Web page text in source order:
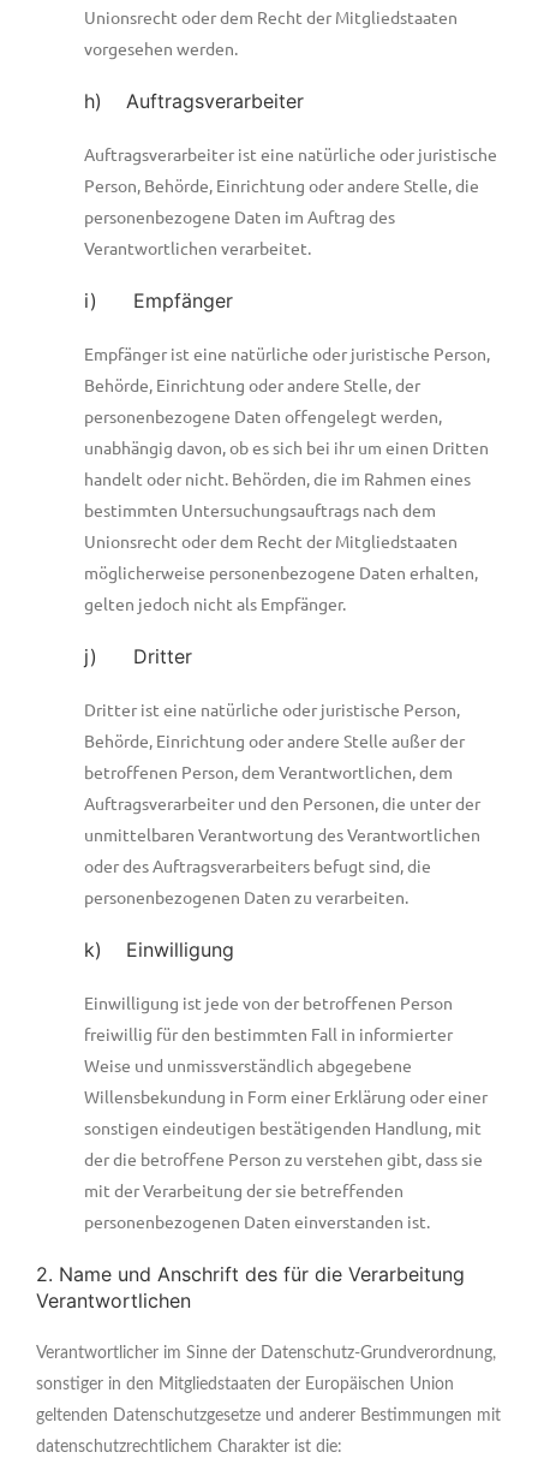
Unionsrecht oder dem Recht der Mitgliedstaaten
vorgesehen werden.
h) Auftragsverarbeiter
Auftragsverarbeiter ist eine natürliche oder juristische
Person, Behörde, Einrichtung oder andere Stelle, die
personenbezogene Daten im Auftrag des
Verantwortlichen verarbeitet.
i) Empfänger
Empfänger ist eine natürliche oder juristische Person,
Behörde, Einrichtung oder andere Stelle, der
personenbezogene Daten offengelegt werden,
unabhängig davon, ob es sich bei ihr um einen Dritten
handelt oder nicht. Behörden, die im Rahmen eines
bestimmten Untersuchungsauftrags nach dem
Unionsrecht oder dem Recht der Mitgliedstaaten
möglicherweise personenbezogene Daten erhalten,
gelten jedoch nicht als Empfänger.
j) Dritter
Dritter ist eine natürliche oder juristische Person,
Behörde, Einrichtung oder andere Stelle außer der
betroffenen Person, dem Verantwortlichen, dem
Auftragsverarbeiter und den Personen, die unter der
unmittelbaren Verantwortung des Verantwortlichen
oder des Auftragsverarbeiters befugt sind, die
personenbezogenen Daten zu verarbeiten.
k) Einwilligung
Einwilligung ist jede von der betroffenen Person
freiwillig für den bestimmten Fall in informierter
Weise und unmissverständlich abgegebene
Willensbekundung in Form einer Erklärung oder einer
sonstigen eindeutigen bestätigenden Handlung, mit
der die betroffene Person zu verstehen gibt, dass sie
mit der Verarbeitung der sie betreffenden
personenbezogenen Daten einverstanden ist.
2. Name und Anschrift des für die Verarbeitung
Verantwortlichen
Verantwortlicher im Sinne der Datenschutz-Grundverordnung,
sonstiger in den Mitgliedstaaten der Europäischen Union
geltenden Datenschutzgesetze und anderer Bestimmungen mit
datenschutzrechtlichem Charakter ist die: